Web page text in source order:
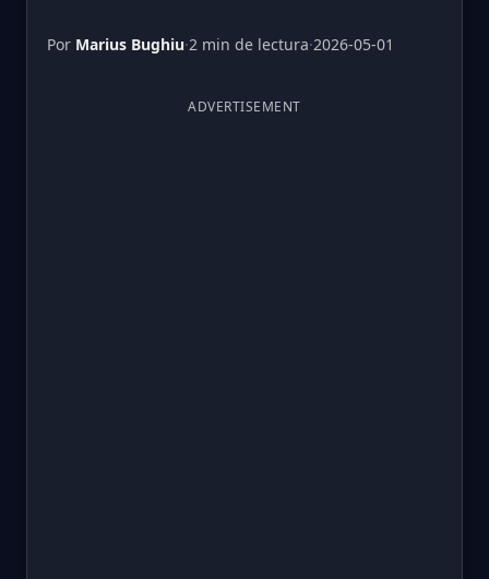
Por Marius Bughiu·2 min de lectura·2026-05-01
ADVERTISEMENT